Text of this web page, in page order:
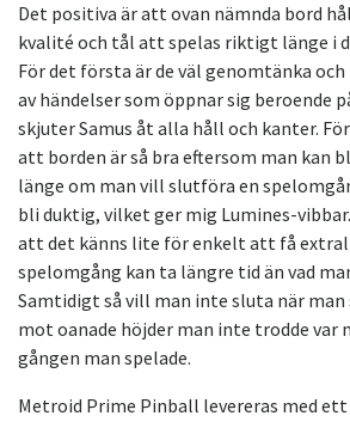
Det positiva är att ovan nämnda bord
kvalité och tål att spelas riktigt länge i
För det första är de väl genomtänka
av händelser som öppnar sig beroende
skjuter Samus åt alla håll och kanter.
att borden är så bra eftersom man kan
länge om man vill slutföra en
bli duktig, vilket ger mig Lumines-
att det känns lite för enkelt att få
spelomgång kan ta längre tid än vad
Samtidigt så vill man inte sluta när man
mot oanade höjder man inte trodde var
gången man spelade.
Metroid Prime Pinball levereras med